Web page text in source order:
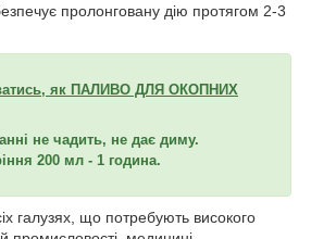
пролонговану дію протягом 2-3
як ПАЛИВО ДЛЯ ОКОПНИХ
не чадить, не дає диму.
200 мл - 1 година.
галузях, що потребують високого